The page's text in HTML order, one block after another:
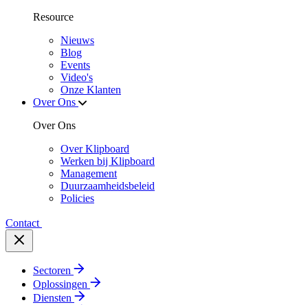
Resource
Nieuws
Blog
Events
Video's
Onze Klanten
Over Ons
Over Ons
Over Klipboard
Werken bij Klipboard
Management
Duurzaamheidsbeleid
Policies
Contact
Sectoren
Oplossingen
Diensten